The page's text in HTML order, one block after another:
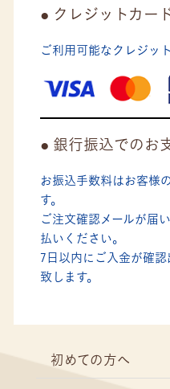
クレジットカー
ご利用可能なクレジッ
銀行振込でのお
お振込手数料はお客様
す。
ご注文確認メールが届
払いください。
7日以内にご入金が確
致します。
初めての方へ